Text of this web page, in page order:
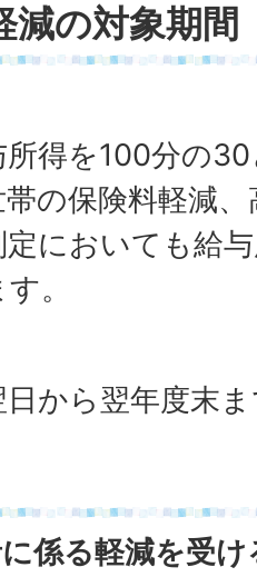
減の対象期間
所得を100分の
の保険料軽減
定においても給
。
から翌年度末
係る軽減を受